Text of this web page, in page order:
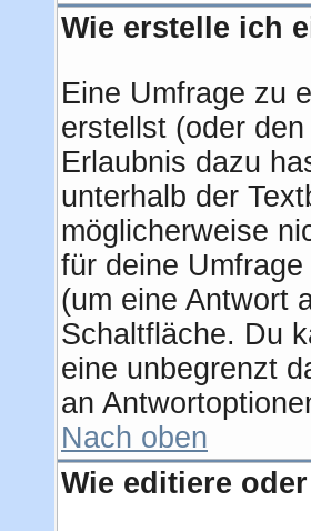
Wie erstelle ich
Eine Umfrage zu
erstellst (oder
Erlaubnis dazu
unterhalb der
möglicherweise
für deine
(um eine Antwort
Schaltfläche. Du
eine unbegrenzt
an
Nach oben
Wie editiere